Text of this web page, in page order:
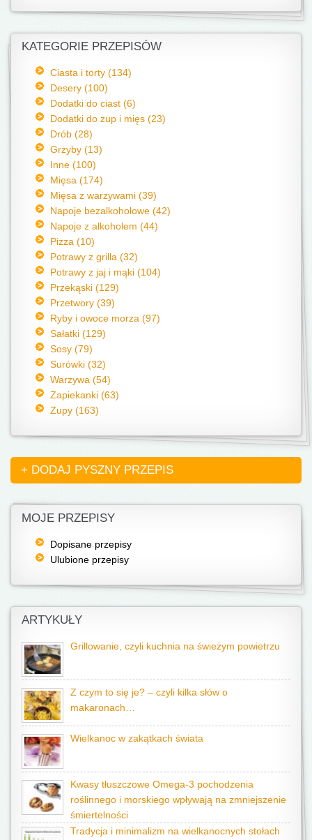
KATEGORIE PRZEPISÓW
Ciasta i torty (134)
Desery (100)
Dodatki do ciast (6)
Dodatki do zup i mięs (23)
Drób (28)
Grzyby (13)
Inne (100)
Mięsa (174)
Mięsa z warzywami (39)
Napoje bezalkoholowe (42)
Napoje z alkoholem (44)
Pizza (10)
Potrawy z grilla (32)
Potrawy z jaj i mąki (104)
Przekąski (129)
Przetwory (39)
Ryby i owoce morza (97)
Sałatki (129)
Sosy (79)
Surówki (32)
Warzywa (54)
Zapiekanki (63)
Zupy (163)
+ DODAJ PYSZNY PRZEPIS
MOJE PRZEPISY
Dopisane przepisy
Ulubione przepisy
ARTYKUŁY
Grillowanie, czyli kuchnia na świeżym powietrzu
Z czym to się je? – czyli kilka słów o
makaronach…
Wielkanoc w zakątkach świata
Kwasy tłuszczowe Omega-3 pochodzenia
roślinnego i morskiego wpływają na zmniejszenie
śmiertelności
Tradycja i minimalizm na wielkanocnych stołach